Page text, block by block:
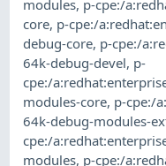
modules, p-cpe:/
core, p-cpe:/
debug-core, p-cpe:/
64k-debug-devel, p-
cpe:/
modules-core, p-cpe:/
64k-debug-modules-
cpe:/
modules, p-cpe:/